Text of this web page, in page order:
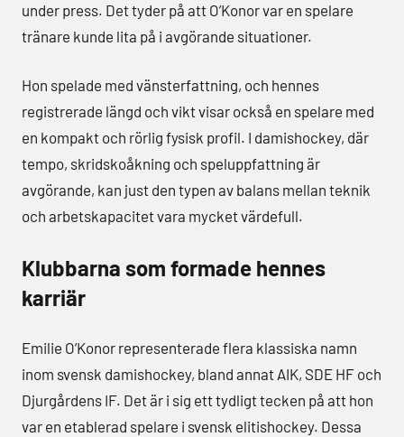
under press. Det tyder på att O’Konor var en spelare
tränare kunde lita på i avgörande situationer.
Hon spelade med vänsterfattning, och hennes
registrerade längd och vikt visar också en spelare med
en kompakt och rörlig fysisk profil. I damishockey, där
tempo, skridskoåkning och speluppfattning är
avgörande, kan just den typen av balans mellan teknik
och arbetskapacitet vara mycket värdefull.
Klubbarna som formade hennes
karriär
Emilie O’Konor representerade flera klassiska namn
inom svensk damishockey, bland annat AIK, SDE HF och
Djurgårdens IF. Det är i sig ett tydligt tecken på att hon
var en etablerad spelare i svensk elitishockey. Dessa